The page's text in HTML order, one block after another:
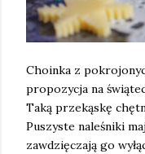
Choinka z
propozycja na
Taką przekąskę
Puszyste naleśniki
zawdzięczają go